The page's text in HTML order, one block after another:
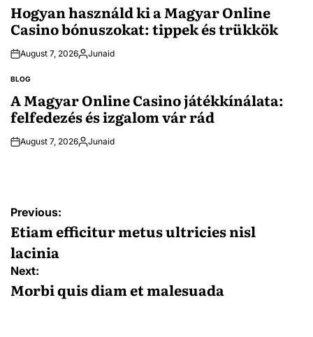
Hogyan használd ki a Magyar Online
Casino bónuszokat: tippek és trükkök
August 7, 2026Posted
Junaid
POSTED
BLOG
A Magyar Online Casino játékkínálata:
felfedezés és izgalom vár rád
August 7, 2026Posted
Junaid
Post
navigation
Previous:
Etiam efficitur metus ultricies nisl
lacinia
Next:
Morbi quis diam et malesuada